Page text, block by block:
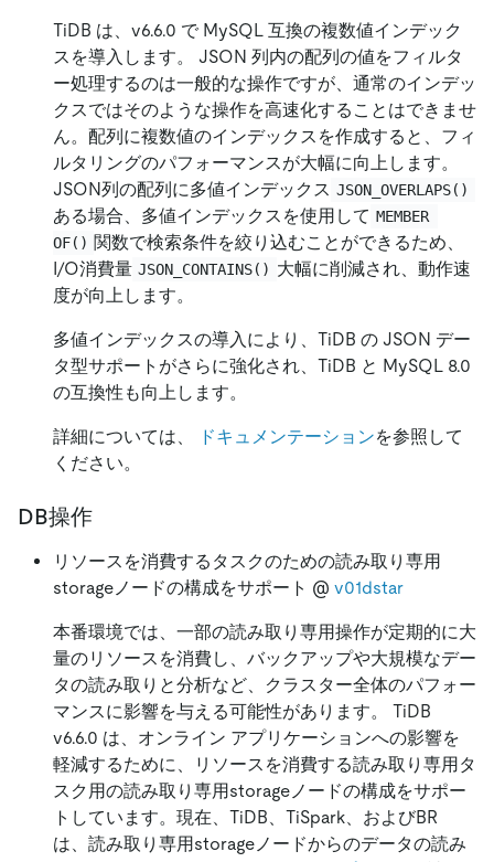
TiDB は、v6.6.0 で MySQL 互換の複数値インデック
スを導入します。 JSON 列内の配列の値をフィルタ
ー処理するのは一般的な操作ですが、通常のインデッ
クスではそのような操作を高速化することはできませ
ん。配列に複数値のインデックスを作成すると、フィ
ルタリングのパフォーマンスが大幅に向上します。
JSON列の配列に多値インデックス JSON_OVERLAPS()
ある場合、多値インデックスを使用して MEMBER
OF() 関数で検索条件を絞り込むことができるため、
I/O消費量 JSON_CONTAINS() 大幅に削減され、動作速
度が向上します。
多値インデックスの導入により、TiDB の JSON デー
タ型サポートがさらに強化され、TiDB と MySQL 8.0
の互換性も向上します。
詳細については、 ドキュメンテーションを参照して
ください。
DB操作
リソースを消費するタスクのための読み取り専用
storageノードの構成をサポート @ v01dstar
本番環境では、一部の読み取り専用操作が定期的に大
量のリソースを消費し、バックアップや大規模なデー
タの読み取りと分析など、クラスター全体のパフォー
マンスに影響を与える可能性があります。 TiDB
v6.6.0 は、オンライン アプリケーションへの影響を
軽減するために、リソースを消費する読み取り専用タ
スク用の読み取り専用storageノードの構成をサポー
トしています。現在、TiDB、TiSpark、およびBR
は、読み取り専用storageノードからのデータの読み